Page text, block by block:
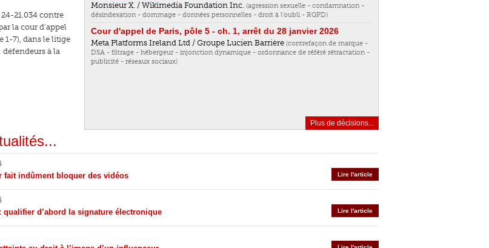
Monsieur X. / Wikimedia Foundation Inc. (agression sexuelle - condamnation -
désindexation - dommage - données personnelles - droit à l'oubli - RGPD)
Cour d'appel de Paris, pôle 5 - ch. 1, arrêt du 28 janvier 2026
Meta Platforms Ireland Ltd / Groupe Lucien Barrière (contrefaçon de marque -
DSA - filtrage - hébergeur - injonction dynamique - ordonnance de référé rétractation -
publicité - réseaux sociaux)
Plus de décisions...
21.034 contre
la cour d'appel
1-7), dans le litige
défendeurs à la
Lire l'article
fait indûment bloquer des vidéos
Lire l'article
qualifier d’abord la signature électronique